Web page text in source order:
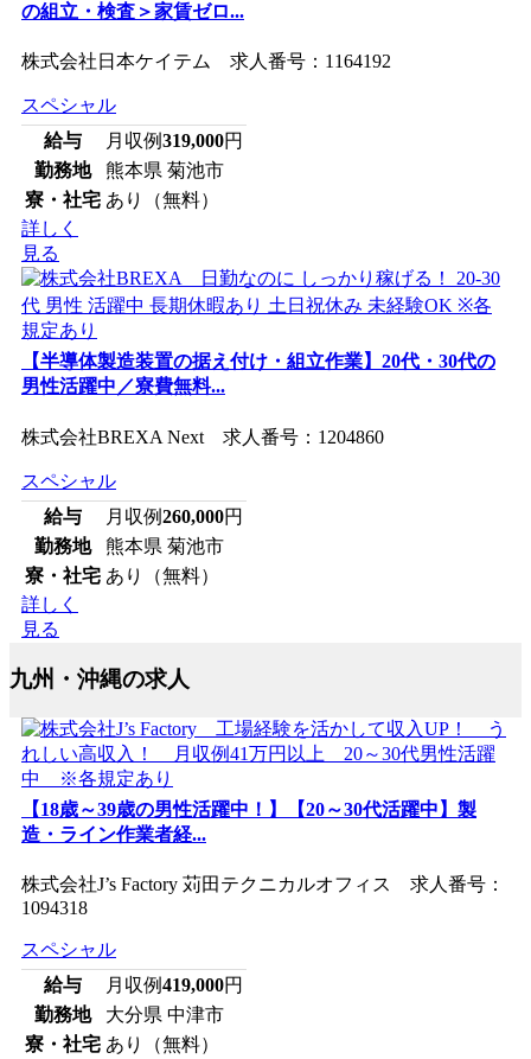
の組立・検査＞家賃ゼロ...
株式会社日本ケイテム 求人番号：1164192
スペシャル
給与
月収例319,000円
勤務地
熊本県 菊池市
寮・社宅 あり（無料）
詳しく
見る
【半導体製造装置の据え付け・組立作業】20代・30代の
男性活躍中／寮費無料...
株式会社BREXA Next 求人番号：1204860
スペシャル
給与
月収例260,000円
勤務地
熊本県 菊池市
寮・社宅 あり（無料）
詳しく
見る
九州・沖縄の求人
【18歳～39歳の男性活躍中！】【20～30代活躍中】製
造・ライン作業者経...
株式会社J’s Factory 苅田テクニカルオフィス 求人番号：
1094318
スペシャル
給与
月収例419,000円
勤務地
大分県 中津市
寮・社宅 あり（無料）